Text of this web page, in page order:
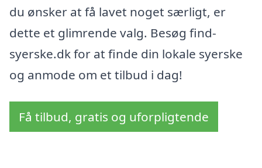
du ønsker at få lavet noget særligt, er
dette et glimrende valg. Besøg find-
syerske.dk for at finde din lokale syerske
og anmode om et tilbud i dag!
Få tilbud, gratis og uforpligtende